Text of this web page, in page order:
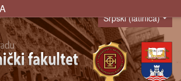
Language
Srpski (latinica)